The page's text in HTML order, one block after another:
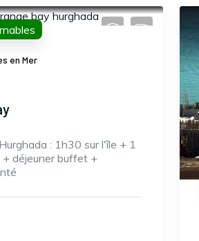
en Mer
: 1h30 sur l'île + 1
déjeuner buffet +